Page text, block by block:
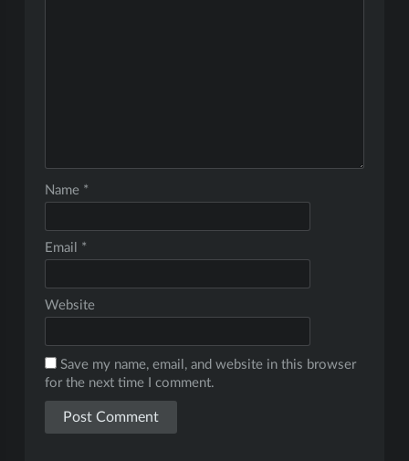
Name *
Email *
Website
Save my name, email, and website in this browser
for the next time I comment.